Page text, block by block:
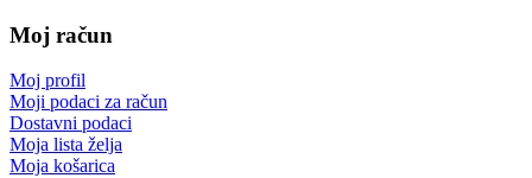
Moj račun
Moj profil
Moji podaci za račun
Dostavni podaci
Moja lista želja
Moja košarica